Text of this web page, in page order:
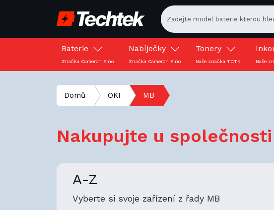
Baterie
Značka Cameron Sino
Nabíječky
Značka Cameron Sino
Tonery
Naše značka TCTK Naše
Domů OKI MB
Nakupujte u
A-Z
Vyberte si svoje zařízení z řady MB